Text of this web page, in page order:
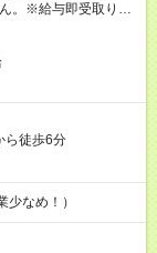
。※給与即受取りサ
ら徒歩6分
なめ！）